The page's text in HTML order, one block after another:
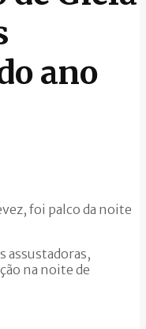
ano
foi palco da noite
assustadoras,
na noite de